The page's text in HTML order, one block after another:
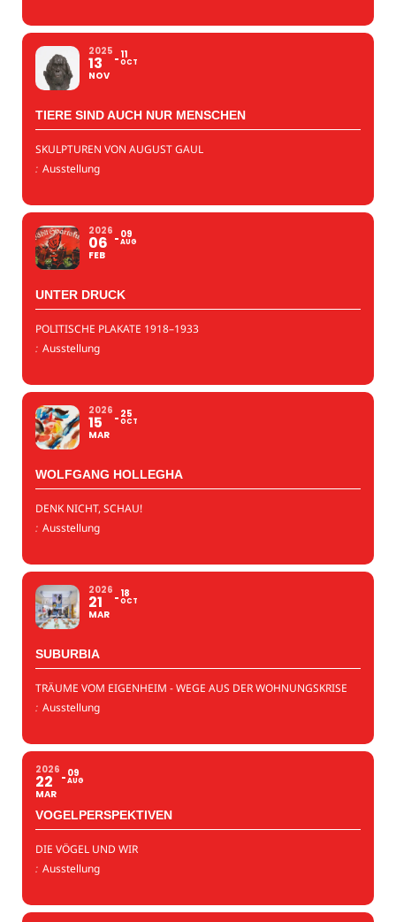
2025
13
NOV
11
OCT
TIERE SIND AUCH NUR MENSCHEN
SKULPTUREN VON AUGUST GAUL
: Ausstellung
2026
06
FEB
09
AUG
UNTER DRUCK
POLITISCHE PLAKATE 1918–1933
: Ausstellung
2026
15
MAR
25
OCT
WOLFGANG HOLLEGHA
DENK NICHT, SCHAU!
: Ausstellung
2026
21
MAR
18
OCT
SUBURBIA
TRÄUME VOM EIGENHEIM - WEGE AUS DER WOHNUNGSKRISE
: Ausstellung
2026
22
MAR
09
AUG
VOGELPERSPEKTIVEN
DIE VÖGEL UND WIR
: Ausstellung